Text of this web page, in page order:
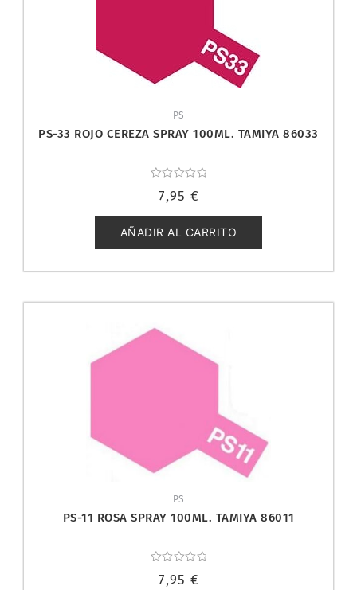
PS
PS-33 ROJO CEREZA SPRAY 100ML. TAMIYA 86033
con
de
5
7,95 €
AÑADIR AL CARRITO
PS
PS-11 ROSA SPRAY 100ML. TAMIYA 86011
con
7,95 €